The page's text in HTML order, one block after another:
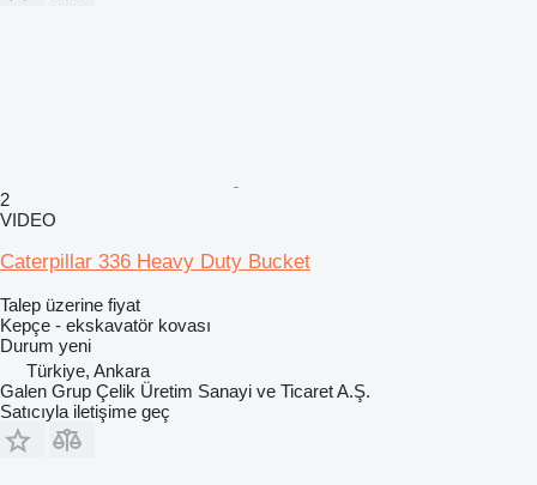
2
VIDEO
Caterpillar 336 Heavy Duty Bucket
Talep üzerine fiyat
Kepçe - ekskavatör kovası
Durum yeni
Türkiye, Ankara
Galen Grup Çelik Üretim Sanayi ve Ticaret A.Ş.
Satıcıyla iletişime geç